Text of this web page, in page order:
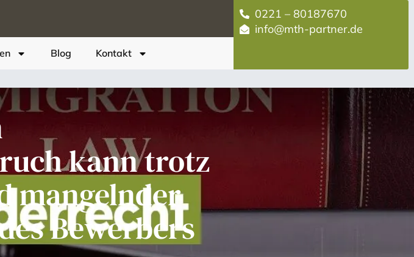
Blog Kontakt
0221 – 80187670
info@mth-partner.de
kann trotz
mangelnder
Bewerbers